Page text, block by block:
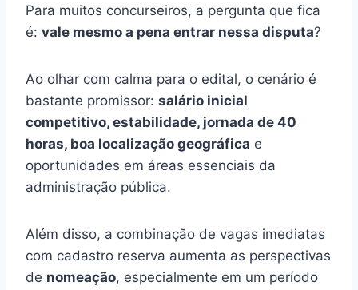
Para muitos concurseiros, a pergunta que fica
é: vale mesmo a pena entrar nessa disputa?
Ao olhar com calma para o edital, o cenário é
bastante promissor: salário inicial
competitivo, estabilidade, jornada de 40
horas, boa localização geográfica e
oportunidades em áreas essenciais da
administração pública.
Além disso, a combinação de vagas imediatas
com cadastro reserva aumenta as perspectivas
de nomeação, especialmente em um período